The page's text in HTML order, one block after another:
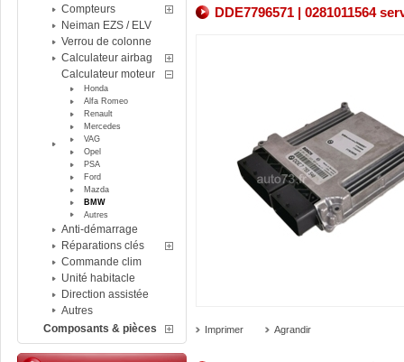
Compteurs
Neiman EZS / ELV
Verrou de colonne
Calculateur airbag
Calculateur moteur
Honda
Alfa Romeo
Renault
Mercedes
VAG
Opel
PSA
Ford
Mazda
BMW
Autres
Anti-démarrage
Réparations clés
Commande clim
Unité habitacle
Direction assistée
Autres
Composants & pièces
DDE7796571 | 0281011564
Imprimer Agrandir